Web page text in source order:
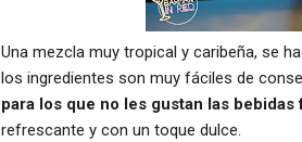
Una mezcla muy tropical y caribeña, se
los ingredientes son muy fáciles de
para los que no les gustan las bebidas
refrescante y con un toque dulce.